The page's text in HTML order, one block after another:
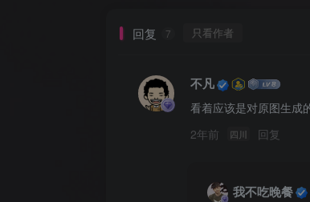
回复 7 只看作者
不凡
看着应该是对原图生成
2年前
四川 回复
我不吃晚餐